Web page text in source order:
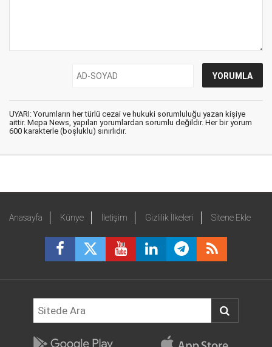
UYARI: Yorumların her türlü cezai ve hukuki sorumluluğu yazan kişiye
aittir. Mepa News, yapılan yorumlardan sorumlu değildir. Her bir yorum
600 karakterle (boşluklu) sınırlıdır.
Anasayfa Künye İletişim Gizlilik İlkeleri Sitene Ekle